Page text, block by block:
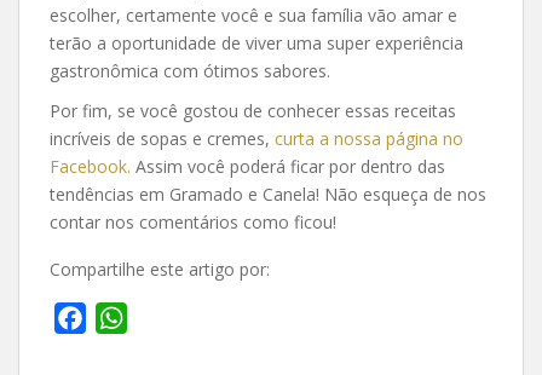
escolher, certamente você e sua família vão amar e
terão a oportunidade de viver uma super experiência
gastronômica com ótimos sabores.
Por fim, se você gostou de conhecer essas receitas
incríveis de sopas e cremes, curta a nossa página no
Facebook. Assim você poderá ficar por dentro das
tendências em Gramado e Canela! Não esqueça de nos
contar nos comentários como ficou!
Compartilhe este artigo por: